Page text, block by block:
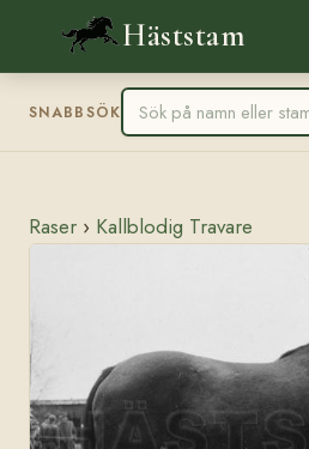
Häststam
SNABBSÖK
Raser › Kallblodig Travare